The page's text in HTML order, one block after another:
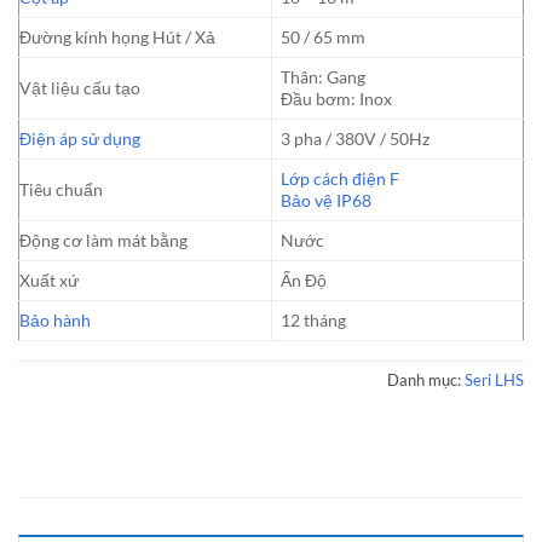
Đường kính họng Hút / Xả
50 / 65 mm
Vật liệu cấu tạo
Thân: Gang
Đầu bơm: Inox
Điện áp sử dụng
3 pha / 380V / 50Hz
Tiêu chuẩn
Lớp cách điện F
Bảo vệ IP68
Động cơ làm mát bằng
Nước
Xuất xứ
Ấn Độ
Bảo hành
12 tháng
Danh mục:Seri LHS